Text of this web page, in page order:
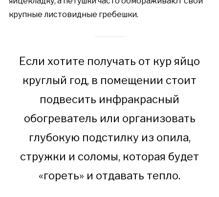
крупные листовидные гребешки.
Если хотите получать от кур яйцо
круглый год, в помещении стоит
подвесить инфракрасный
обогреватель или организовать
глубокую подстилку из опила,
стружки и соломы, которая будет
«гореть» и отдавать тепло.